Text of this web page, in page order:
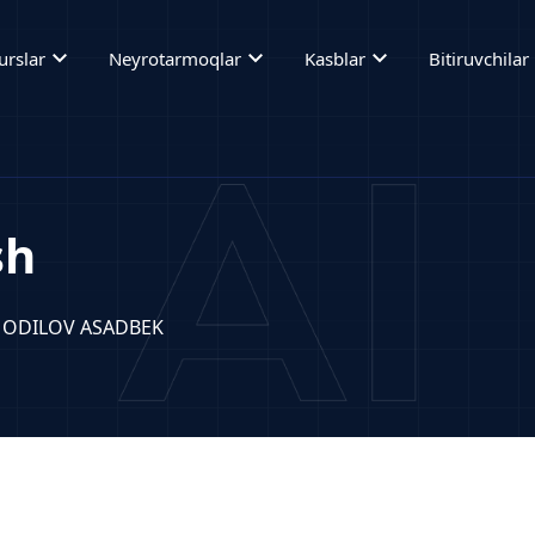
expand_more Neyrotarmoqlarexpand_more Kasblarexpand_more Bitiruvchilar
ASADBEK